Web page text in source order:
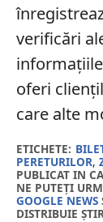
verificări
oferi
care alte
ETICHETE:
PERETURILOR,
PUBLICAT IN
NE PUTEȚI
GOOGLE NEWS
DISTRIBUIE